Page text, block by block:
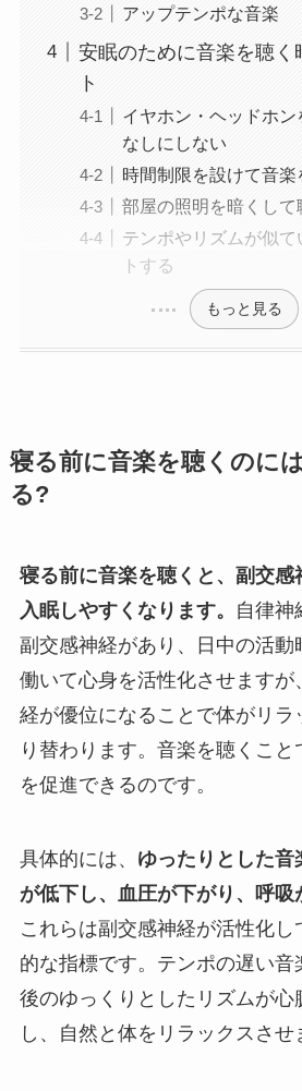
アップテンポな音楽
安眠のために音楽を聴く
ト
イヤホン・ヘッドホ
なしにしない
時間制限を設けて音楽
部屋の照明を暗くして
テンポやリズムが似
トする
もっと見る
寝る前に音楽を聴くのに
る?
寝る前に音楽を聴くと、副交感
入眠しやすくなります。
自律神
副交感神経があり、日中の活動
働いて心身を活性化させますが
経が優位になることで体がリラ
り替わります。音楽を聴くこと
を促進できるのです。
具体的には、 ゆったりとした
が低下し、血圧が下がり、呼吸
これらは副交感神経が活性化し
的な指標です。テンポの遅い
後のゆっくりとしたリズムが心
し、自然と体をリラックスさせ